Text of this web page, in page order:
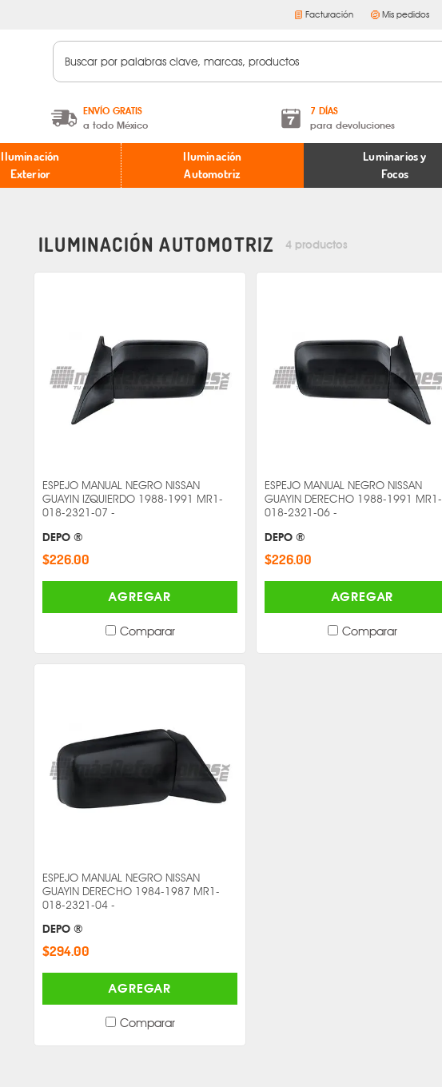
Facturación Mis pedidos
ENVÍO GRATIS
a todo México
A partir de $599 MXN.
* Aplican restricciones
7 DÍAS
para devoluciones
Términos y condiciones
Políticas de devoluciones
Iluminación
Exterior
Iluminación
Automotriz
Luminarios y
Focos
ILUMINACIÓN AUTOMOTRIZ 4 productos
ESPEJO MANUAL NEGRO NISSAN
GUAYIN IZQUIERDO 1988-1991 MR1-
018-2321-07 -
DEPO ®
$226.00
AGREGAR
Comparar
ESPEJO MANUAL NEGRO NISSAN
GUAYIN DERECHO 1988-1991 MR1-
018-2321-06 -
DEPO ®
$226.00
AGREGAR
Comparar
ESPEJO MANUAL NEGRO NISSAN
GUAYIN DERECHO 1984-1987 MR1-
018-2321-04 -
DEPO ®
$294.00
AGREGAR
Comparar